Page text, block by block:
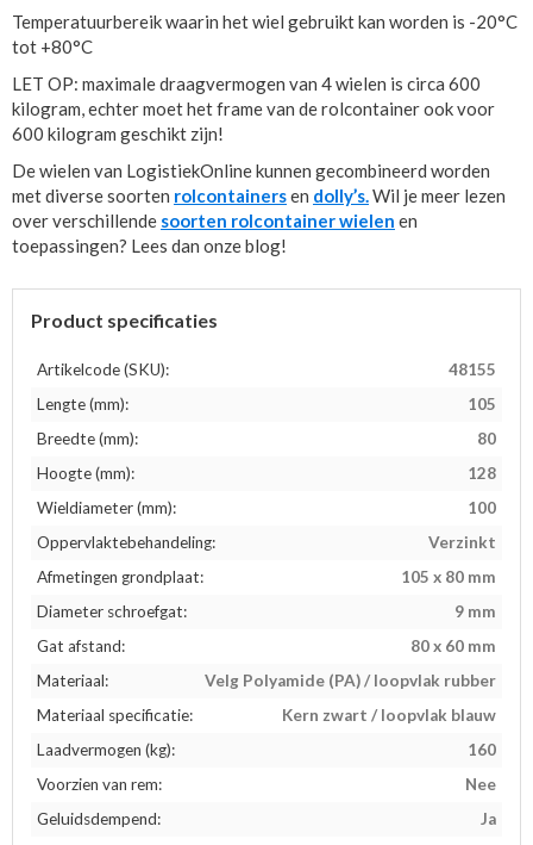
Temperatuurbereik waarin het wiel gebruikt kan worden is -20°C
tot +80°C
LET OP: maximale draagvermogen van 4 wielen is circa 600
kilogram, echter moet het frame van de rolcontainer ook voor
600 kilogram geschikt zijn!
De wielen van LogistiekOnline kunnen gecombineerd worden
met diverse soorten rolcontainersen dolly’s.Wil je meer lezen
over verschillende soorten rolcontainer wielen en
toepassingen? Lees dan onze blog!
Product specificaties
Artikelcode (SKU):
48155
Lengte (mm):
105
Breedte (mm):
80
Hoogte (mm):
128
Wieldiameter (mm):
100
Oppervlaktebehandeling:
Verzinkt
Afmetingen grondplaat:
105 x 80 mm
Diameter schroefgat:
9 mm
Gat afstand:
80 x 60 mm
Materiaal:
Velg Polyamide (PA) / loopvlak rubber
Materiaal specificatie:
Kern zwart / loopvlak blauw
Laadvermogen (kg):
160
Voorzien van rem:
Nee
Geluidsdempend:
Ja